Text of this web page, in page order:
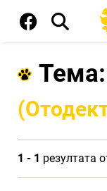
Тема:
1 - 1 резултата